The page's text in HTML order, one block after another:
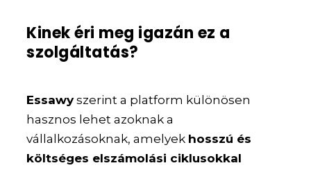
Kinek éri meg igazán ez a
szolgáltatás?
Essawyszerint a platform különösen
hasznos lehet azoknak a
vállalkozásoknak, amelyek hosszú és
költséges elszámolási ciklusokkal